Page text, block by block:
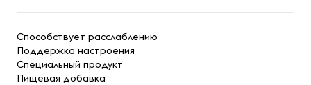
Способствует расслаблению
Поддержка настроения
Специальный продукт
Пищевая добавка